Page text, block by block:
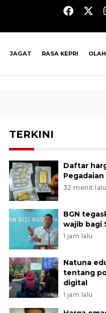
JAGAT RASA KEPRI
TERKINI
Daftar
32 menit lalu
BGN
wajib bagi
1 jam lalu
Natuna
tentang
digital
1 jam lalu